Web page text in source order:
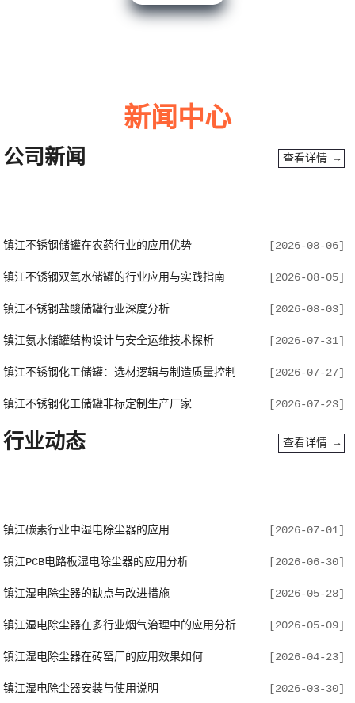
新闻中心
查看详情 →
公司新闻
镇江不锈钢储罐在农药行业的应用优势 [2026-08-06]
镇江不锈钢双氧水储罐的行业应用与实践指南 [2026-08-05]
镇江不锈钢盐酸储罐行业深度分析 [2026-08-03]
镇江氨水储罐结构设计与安全运维技术探析 [2026-07-31]
镇江不锈钢化工储罐：选材逻辑与制造质量控制 [2026-07-27]
镇江不锈钢化工储罐非标定制生产厂家 [2026-07-23]
查看详情 →
行业动态
镇江碳素行业中湿电除尘器的应用 [2026-07-01]
镇江PCB电路板湿电除尘器的应用分析 [2026-06-30]
镇江湿电除尘器的缺点与改进措施 [2026-05-28]
镇江湿电除尘器在多行业烟气治理中的应用分析 [2026-05-09]
镇江湿电除尘器在砖窑厂的应用效果如何 [2026-04-23]
镇江湿电除尘器安装与使用说明 [2026-03-30]